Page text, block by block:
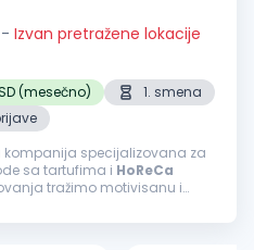
- Izvan pretražene lokacije
(mesečno)
1. smena
kompanija specijalizovana za
sa tartufima i HoReCa
tražimo motivisanu i